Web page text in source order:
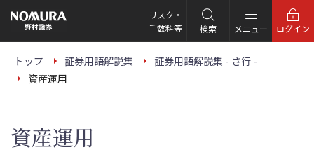
の
ー
リスク・
手数料等
検索 メニュー ログイン
トップ 証券用語解説集
証券用語解説集 - さ行 -
資産運用
資産運用